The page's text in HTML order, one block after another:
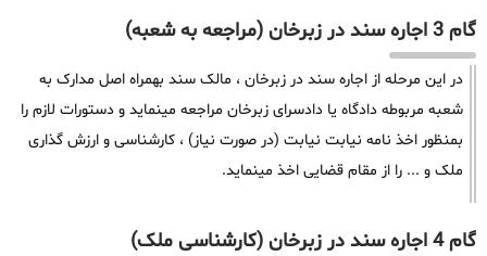
گام 3 اجاره سند در زبرخان (مراجعه به شعبه)
در این مرحله از اجاره سند در زبرخان ، مالک سند بهمراه اصل مدارک به
شعبه مربوطه دادگاه یا دادسرای زبرخان مراجعه مینماید و دستورات لازم را
بمنظور اخذ نامه نیابت نیابت (در صورت نیاز) ، کارشناسی و ارزش گذاری
ملک و ... را از مقام قضایی اخذ مینماید.
گام 4 اجاره سند در زبرخان (کارشناسی ملک)